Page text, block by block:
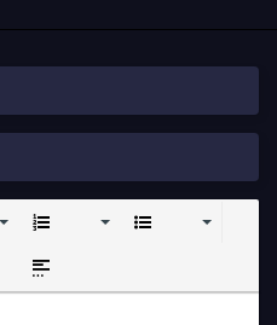
text
Quote
Insert spoiler